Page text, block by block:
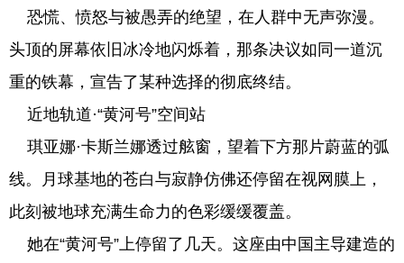
恐慌、愤怒与被愚弄的绝望，在人群中无声弥漫。
头顶的屏幕依旧冰冷地闪烁着，那条决议如同一道沉
重的铁幕，宣告了某种选择的彻底终结。
近地轨道·“黄河号”空间站
琪亚娜·卡斯兰娜透过舷窗，望着下方那片蔚蓝的弧
线。月球基地的苍白与寂静仿佛还停留在视网膜上，
此刻被地球充满生命力的色彩缓缓覆盖。
她在“黄河号”上停留了几天。这座由中国主导建造的